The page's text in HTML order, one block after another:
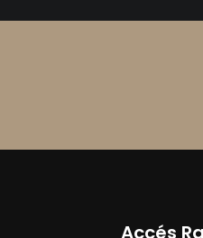
Accés